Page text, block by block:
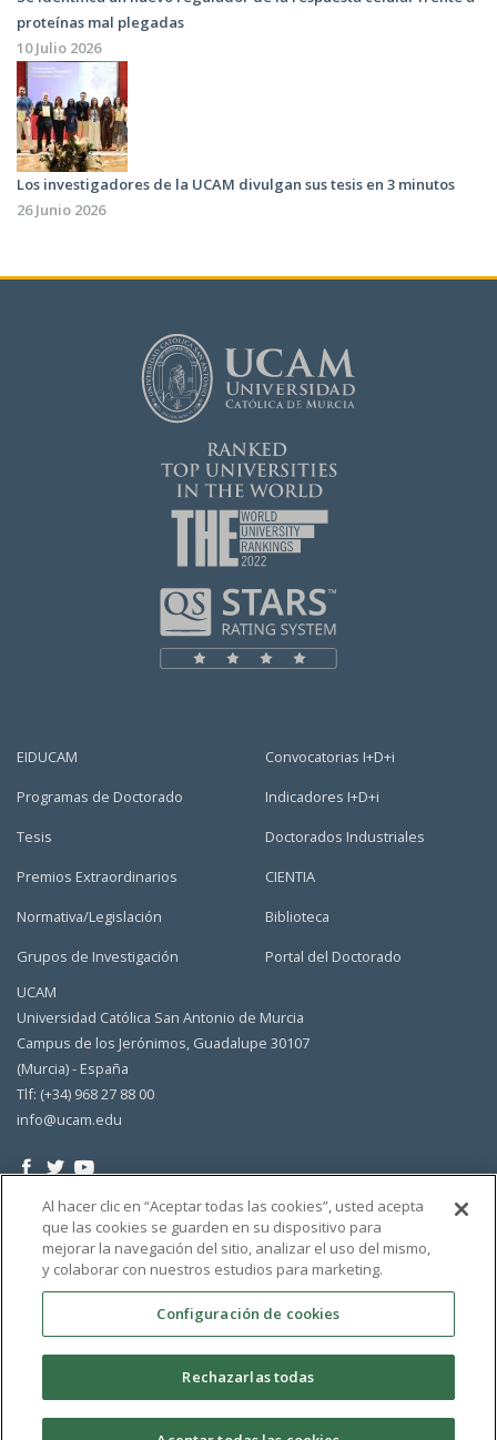
proteínas mal plegadas
10 Julio 2026
Los investigadores de la UCAM divulgan sus tesis en 3 minutos
26 Junio 2026
EIDUCAM
Programas de Doctorado
Tesis
Premios Extraordinarios
Normativa/Legislación
Grupos de Investigación
Convocatorias I+D+i
Indicadores I+D+i
Doctorados Industriales
CIENTIA
Biblioteca
Portal del Doctorado
UCAM
Universidad Católica San Antonio de Murcia
Campus de los Jerónimos, Guadalupe 30107
(Murcia) - España
Tlf: (+34) 968 27 88 00
info@ucam.edu
Al hacer clic en “Aceptar todas las cookies”, usted acepta
que las cookies se guarden en su dispositivo para
mejorar la navegación del sitio, analizar el uso del mismo,
y colaborar con nuestros estudios para marketing.
Configuración de cookies
Rechazarlas todas